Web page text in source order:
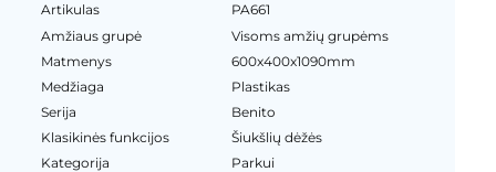
Artikulas
PA661
Amžiaus grupė
Visoms amžių grupėms
Matmenys
600x400x1090mm
Medžiaga
Plastikas
Serija
Benito
Klasikinės funkcijos
Šiukšlių dėžės
Kategorija
Parkui